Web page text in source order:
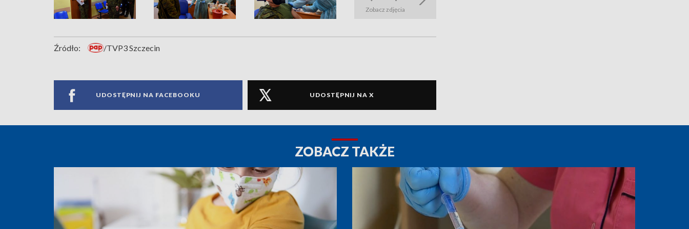
Zobacz zdjęcia
Źródło: /TVP3 Szczecin
UDOSTĘPNIJ NA FACEBOOKU UDOSTĘPNIJ NA X
ZOBACZ TAKŻE